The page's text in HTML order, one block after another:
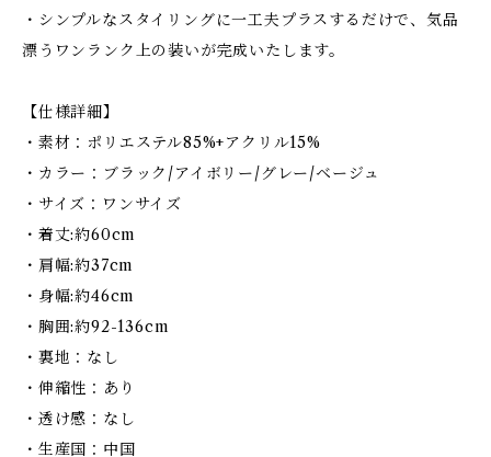
・シンプルなスタイリングに一工夫プラスするだけで、気品
漂うワンランク上の装いが完成いたします。
【仕様詳細】
・素材：ポリエステル85%+アクリル15%
・カラー：ブラック/アイボリー/グレー/ベージュ
・サイズ：ワンサイズ
・着丈:約60cm
・肩幅:約37cm
・身幅:約46cm
・胸囲:約92-136cm
・裏地：なし
・伸縮性：あり
・透け感：なし
・生産国：中国